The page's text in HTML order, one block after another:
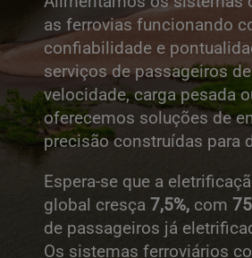
as ferrovias funcionando
confiabilidade e
serviços de passageiros
velocidade, carga pesada
oferecemos soluções de
precisão construídas para
Espera-se que a
global cresça 7,5%,com
de passageiros já
Os sistemas ferroviários